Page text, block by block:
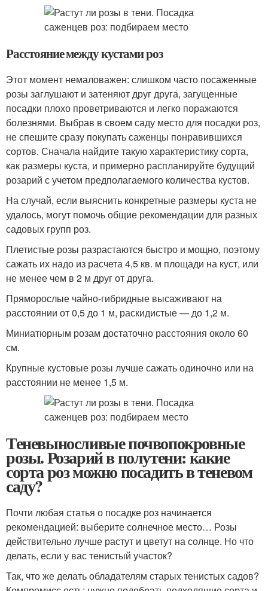
Расстояние между кустами роз
Этот момент немаловажен: слишком часто посаженные
розы заглушают и затеняют друг друга, загущенные
посадки плохо проветриваются и легко поражаются
болезнями. Выбрав в своем саду место для посадки роз,
не спешите сразу покупать саженцы понравившихся
сортов. Сначала найдите такую характеристику сорта,
как размеры куста, и примерно распланируйте будущий
розарий с учетом предполагаемого количества кустов.
На случай, если выяснить конкретные размеры куста не
удалось, могут помочь общие рекомендации для разных
садовых групп роз.
Плетистые розы разрастаются быстро и мощно, поэтому
сажать их надо из расчета 4,5 кв. м площади на куст, или
не менее чем в 2 м друг от друга.
Пряморослые чайно-гибридные высаживают на
расстоянии от 0,5 до 1 м, раскидистые — до 1,2 м.
Миниатюрным розам достаточно расстояния около 60
см.
Крупные кустовые розы лучше сажать одиночно или на
расстоянии не менее 1,5 м.
Теневыносливые почвопокровные
розы. Розарий в полутени: какие
сорта роз можно посадить в теневом
саду?
Почти любая статья о посадке роз начинается
рекомендацией: выберите солнечное место… Розы
действительно лучше растут и цветут на солнце. Но что
делать, если у вас тенистый участок?
Так, что же делать обладателям старых тенистых садов?